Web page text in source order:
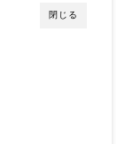
閉じる